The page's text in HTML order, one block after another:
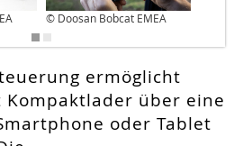
© Doosan Bobcat EMEA
ermöglicht
Kompaktlader über eine
oder Tablet